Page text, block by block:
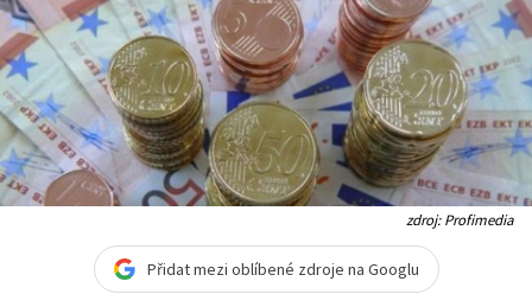
zdroj: Profimedia
Přidat mezi oblíbené zdroje na Googlu